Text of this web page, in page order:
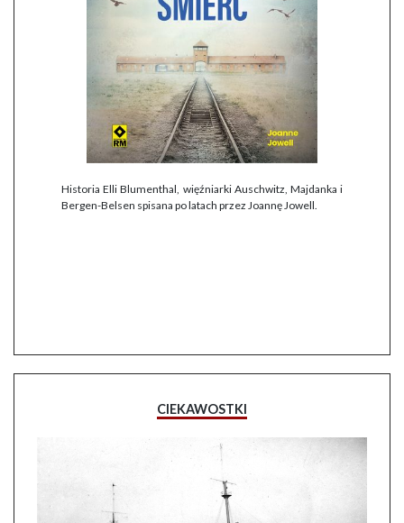
Historia Elli Blumenthal, więźniarki Auschwitz, Majdanka i
Bergen-Belsen spisana po latach przez Joannę Jowell.
CIEKAWOSTKI